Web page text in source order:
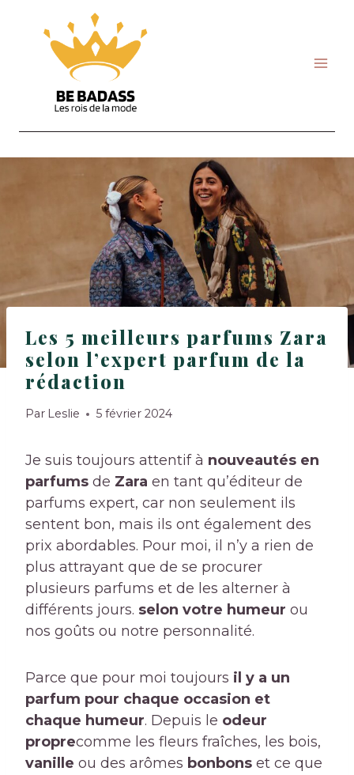
content
Les 5 meilleurs parfums Zara
selon l’expert parfum de la
rédaction
Par Leslie 5 février 2024
Je suis toujours attentif à nouveautés en
parfums de Zara en tant qu’éditeur de
parfums expert, car non seulement ils
sentent bon, mais ils ont également des
prix abordables. Pour moi, il n’y a rien de
plus attrayant que de se procurer
plusieurs parfums et de les alterner à
différents jours. selon votre humeur ou
nos goûts ou notre personnalité.
Parce que pour moi toujours il y a un
parfum pour chaque occasion et
chaque humeur. Depuis le odeur
proprecomme les fleurs fraîches, les bois,
vanille ou des arômes bonbons et ce que